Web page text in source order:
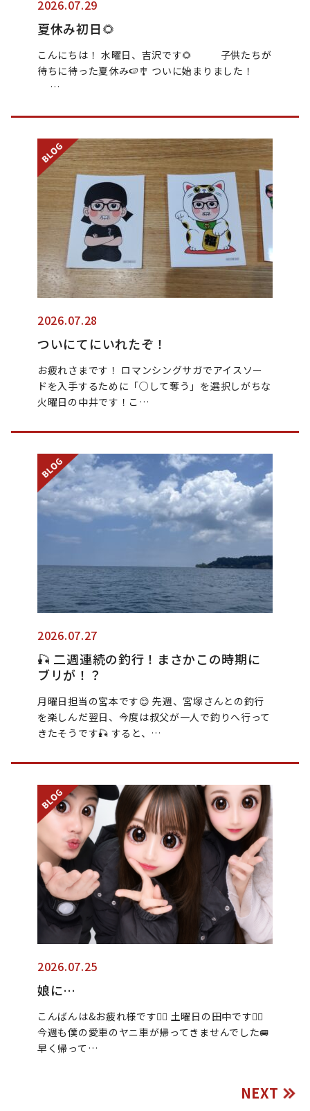
2026.07.29
夏休み初日🌻
こんにちは！ 水曜日、吉沢です🌻 子供たちが
待ちに待った夏休み🍉🎐 ついに始まりました！
…
2026.07.28
ついにてにいれたぞ！
お疲れさまです！ ロマンシングサガでアイスソー
ドを入手するために「○して奪う」を選択しがちな
火曜日の中井です！こ…
2026.07.27
🎣 二週連続の釣行！まさかこの時期に
ブリが！？
月曜日担当の宮本です😊 先週、宮塚さんとの釣行
を楽しんだ翌日、今度は叔父が一人で釣りへ行って
きたそうです🎣 すると、…
2026.07.25
娘に…
こんばんは&お疲れ様です🙂‍↕️ 土曜日の田中です🙂‍↕️
今週も僕の愛車のヤニ車が帰ってきませんでした🚐
早く帰って…
NEXT